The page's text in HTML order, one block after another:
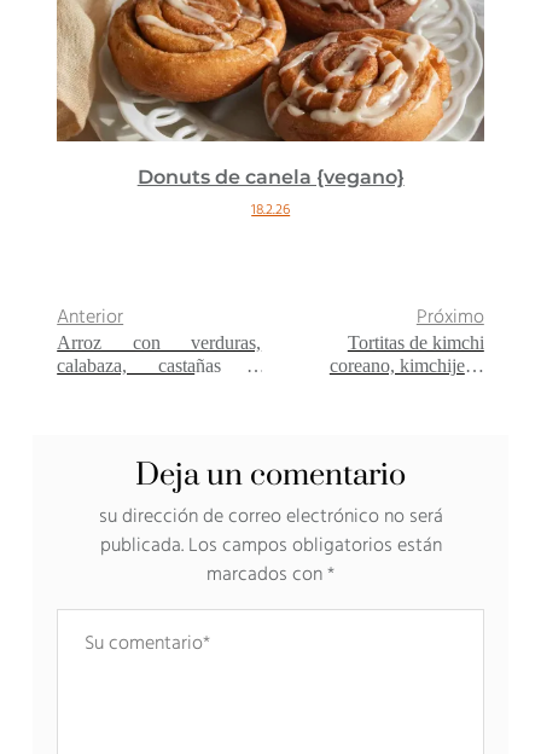
Pastel de arándanos {vegano}
Anterior
Arroz con verduras,
calabaza, castañas y
Próximo
Tortitas de kimchi
coreano, kimchijeon
Deja un comentario
su dirección de correo electrónico no será
publicada. Los campos obligatorios están
marcados con*